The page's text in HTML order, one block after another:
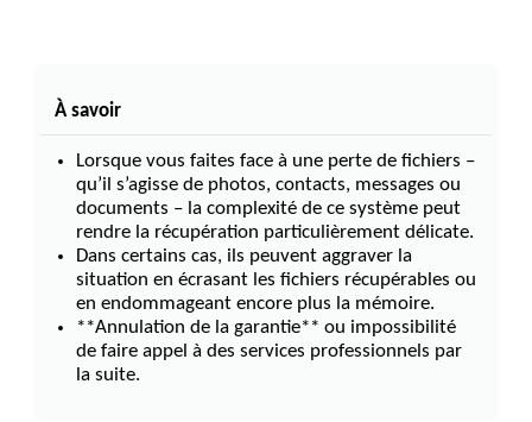
À savoir
Lorsque vous faites face à une perte de fichiers –
qu’il s’agisse de photos, contacts, messages ou
documents – la complexité de ce système peut
rendre la récupération particulièrement délicate.
Dans certains cas, ils peuvent aggraver la
situation en écrasant les fichiers récupérables ou
en endommageant encore plus la mémoire.
**Annulation de la garantie** ou impossibilité
de faire appel à des services professionnels par
la suite.